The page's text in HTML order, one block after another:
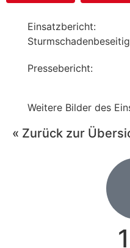
Einsatzbericht:
Pressebericht:
Weitere Bilder des
« Zurück zur